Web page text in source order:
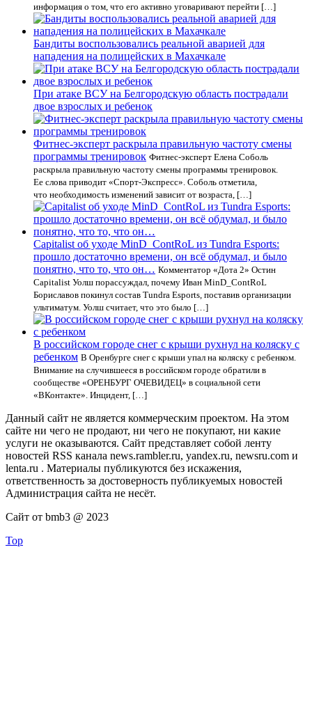
информация о том, что его активно уговаривают перейти […]
Бандиты воспользовались реальной аварией для
нападения на полицейских в Махачкале
При атаке ВСУ на Белгородскую область пострадали
двое взрослых и ребенок
Фитнес-эксперт раскрыла правильную частоту смены
программы тренировок Фитнес-эксперт Елена Соболь
раскрыла правильную частоту смены программы тренировок.
Ее слова приводит «Спорт-Экспресс». Соболь отметила,
что необходимость изменений зависит от возраста, […]
Capitalist об уходе MinD_ContRoL из Tundra Esports:
прошло достаточно времени, он всё обдумал, и было
понятно, что то, что он… Комментатор «Дота 2» Остин
Capitalist Уолш порассуждал, почему Иван MinD_ContRoL
Бориславов покинул состав Tundra Esports, поставив организации
ультиматум. Уолш считает, что это было […]
В российском городе снег с крыши рухнул на коляску с
ребенком В Оренбурге снег с крыши упал на коляску с ребенком.
Внимание на случившееся в российском городе обратили в
сообществе «ОРЕНБУРГ ОЧЕВИДЕЦ» в социальной сети
«ВКонтакте». Инцидент, […]
Данный сайт не является коммерческим проектом. На этом
сайте ни чего не продают, ни чего не покупают, ни какие
услуги не оказываются. Сайт представляет собой ленту
новостей RSS канала news.rambler.ru, yandex.ru, newsru.com и
lenta.ru . Материалы публикуются без искажения,
ответственность за достоверность публикуемых новостей
Администрация сайта не несёт.
Сайт от bmb3 @ 2023
Top